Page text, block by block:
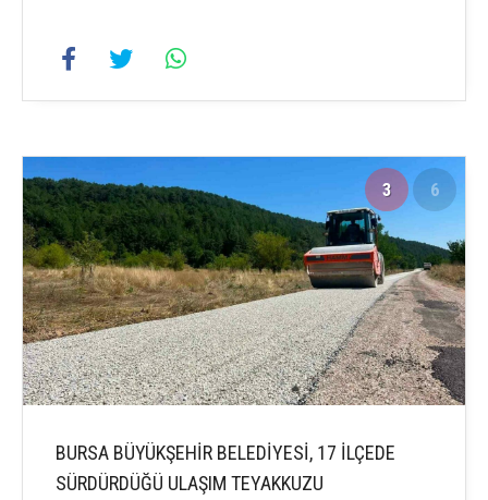
3 6
BURSA BÜYÜKŞEHİR BELEDİYESİ, 17 İLÇEDE
SÜRDÜRDÜĞÜ ULAŞIM TEYAKKUZU